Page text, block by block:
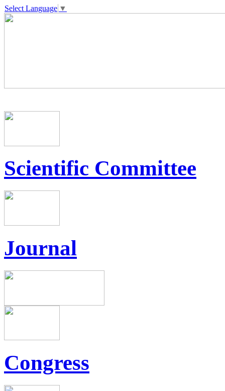
Select Language ▼
Scientific Committee
Journal
Congress